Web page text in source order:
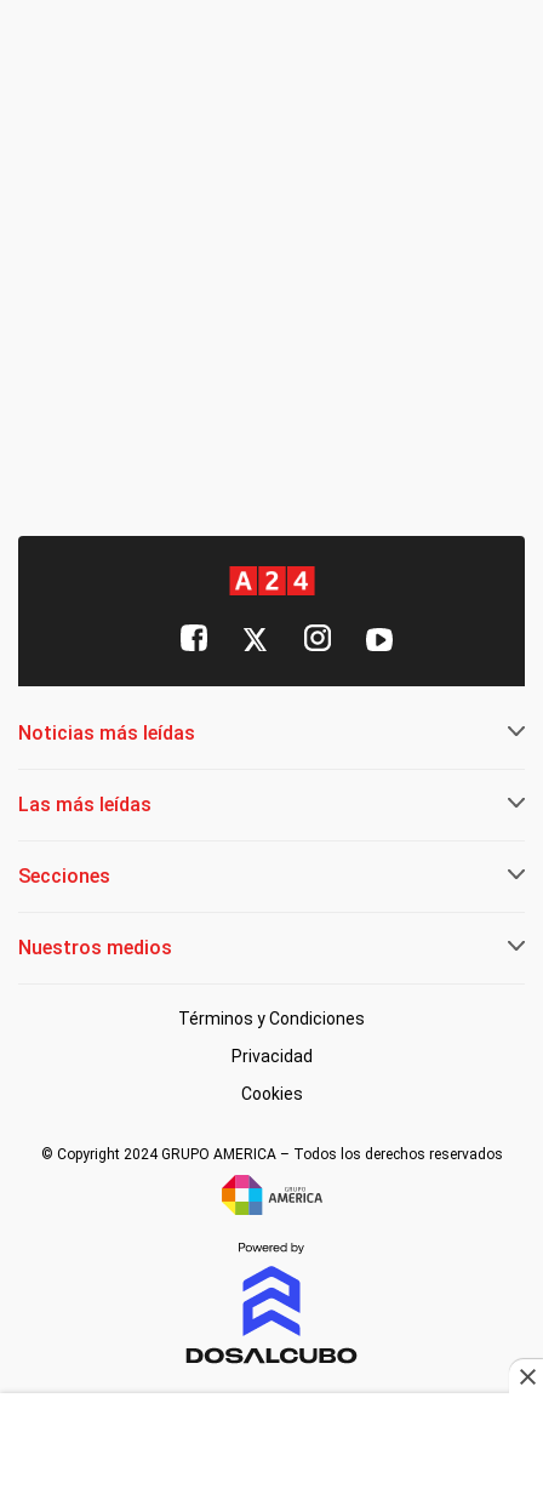
Noticias más leídas
Las más leídas
Secciones
Nuestros medios
Términos y Condiciones
Privacidad
Cookies
© Copyright 2024 GRUPO AMERICA – Todos los derechos reservados